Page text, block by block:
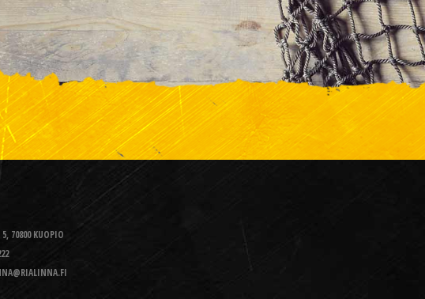
70800 KUOPIO